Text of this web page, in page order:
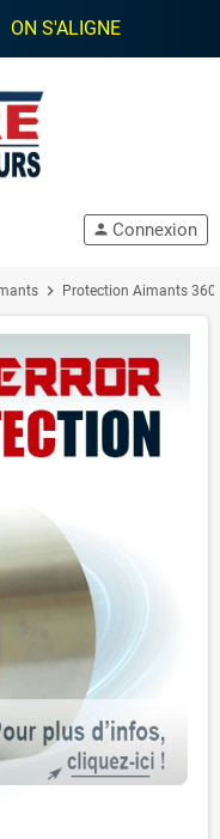
ON S'ALIGNE
person Connexion
chevron_right Protection Aimants 360°